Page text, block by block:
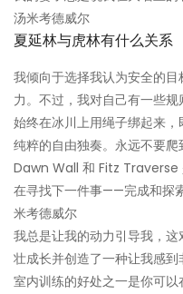
汤米考德威尔
夏延林与虎林有什么关系
我倾向于选择我认为安全的
力。不过，我对自己有一些规
始终在冰川上用绳子绑起来
纯粹的自由独奏。永远不要
Dawn Wall 和 Fitz Traverse
在寻找下一件事——完成和探
米考德威尔
我总是让我的动力引导我，
壮成长并创造了一种让我感
室内训练的好处之一是你可